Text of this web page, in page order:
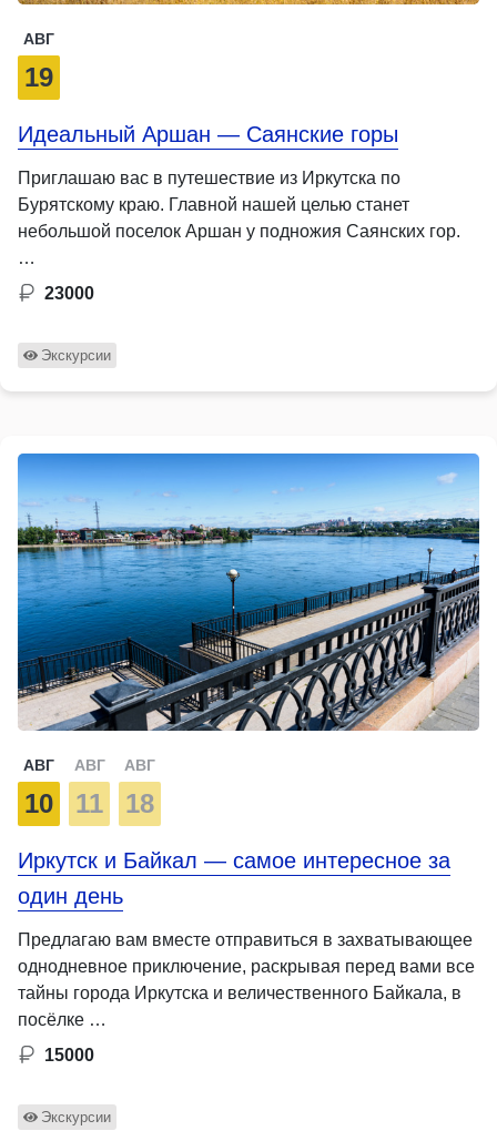
АВГ
19
Идеальный Аршан — Саянские горы
Приглашаю вас в путешествие из Иркутска по
Бурятскому краю. Главной нашей целью станет
небольшой поселок Аршан у подножия Саянских гор.
…
23000
Экскурсии
АВГ
10
АВГ
11
АВГ
18
Иркутск и Байкал — самое интересное за
один день
Предлагаю вам вместе отправиться в захватывающее
однодневное приключение, раскрывая перед вами все
тайны города Иркутска и величественного Байкала, в
посёлке …
15000
Экскурсии